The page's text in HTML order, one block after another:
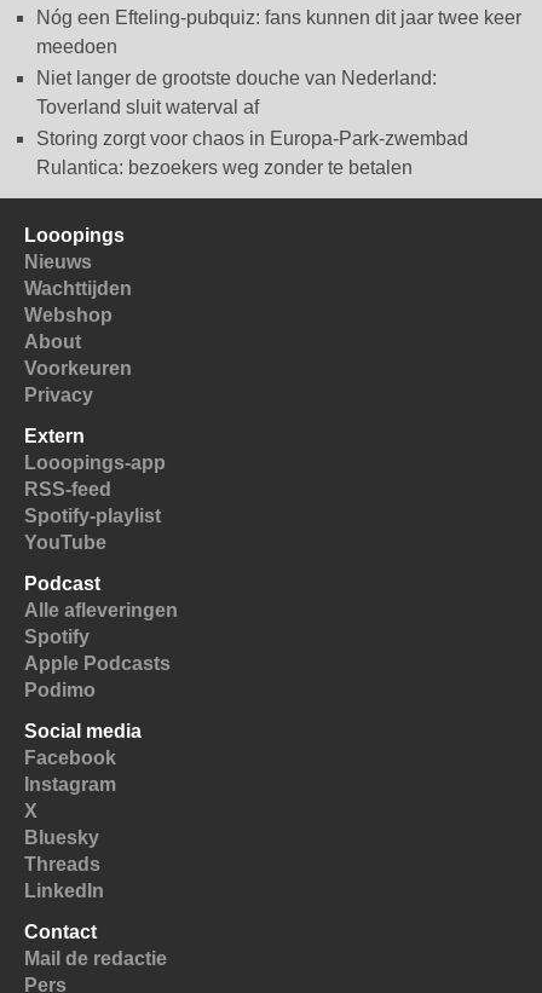
Nóg een Efteling-pubquiz: fans kunnen dit jaar twee keer
meedoen
Niet langer de grootste douche van Nederland:
Toverland sluit waterval af
Storing zorgt voor chaos in Europa-Park-zwembad
Rulantica: bezoekers weg zonder te betalen
Looopings
Nieuws
Wachttijden
Webshop
About
Voorkeuren
Privacy
Extern
Looopings-app
RSS-feed
Spotify-playlist
YouTube
Podcast
Alle afleveringen
Spotify
Apple Podcasts
Podimo
Social media
Facebook
Instagram
X
Bluesky
Threads
LinkedIn
Contact
Mail de redactie
Pers